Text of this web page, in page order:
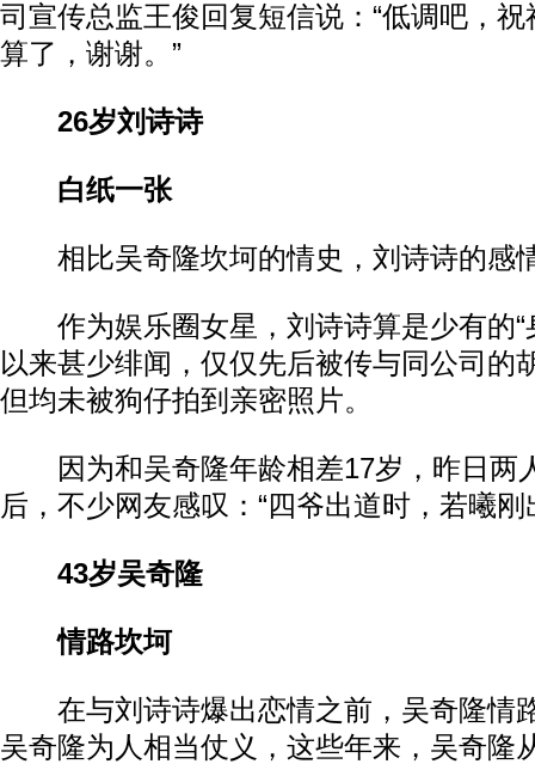
司宣传总监王俊回复短信说：“低调吧，
算了，谢谢。”
26岁刘诗诗
白纸一张
相比吴奇隆坎坷的情史，刘诗诗的感
作为娱乐圈女星，刘诗诗算是少有的“
以来甚少绯闻，仅仅先后被传与同公司的
但均未被狗仔拍到亲密照片。
因为和吴奇隆年龄相差17岁，昨日两
后，不少网友感叹：“四爷出道时，若曦刚
43岁吴奇隆
情路坎坷
在与刘诗诗爆出恋情之前，吴奇隆情
吴奇隆为人相当仗义，这些年来，吴奇隆